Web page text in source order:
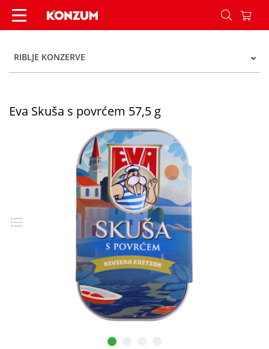
Eva Skuša s povrćem 57,5 g - Konzum
RIBLJE KONZERVE
Eva Skuša s povrćem 57,5 g